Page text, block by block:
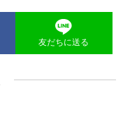
友だちに送る